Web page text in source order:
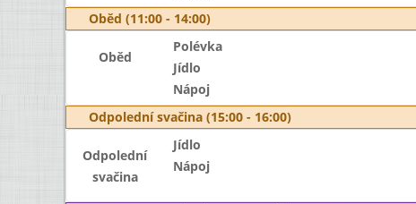
Oběd (11:00 - 14:00)
Oběd
Polévka
Jídlo
Nápoj
Odpolední svačina (15:00 - 16:00)
Odpolední
svačina
Jídlo
Nápoj